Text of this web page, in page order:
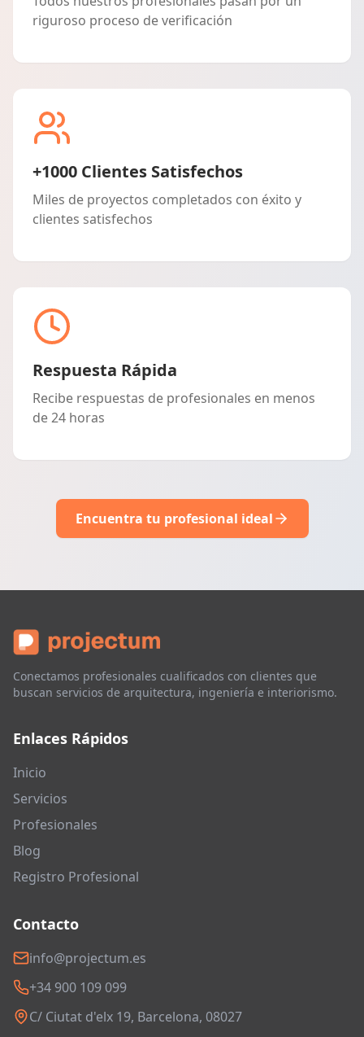
riguroso proceso de verificación
+1000 Clientes Satisfechos
Miles de proyectos completados con éxito y
clientes satisfechos
Respuesta Rápida
Recibe respuestas de profesionales en menos
de 24 horas
Encuentra tu profesional ideal
Conectamos profesionales cualificados con clientes que
buscan servicios de arquitectura, ingeniería e interiorismo.
Enlaces Rápidos
Inicio
Servicios
Profesionales
Blog
Registro Profesional
Contacto
info@projectum.es
+34 900 109 099
C/ Ciutat d'elx 19, Barcelona, 08027